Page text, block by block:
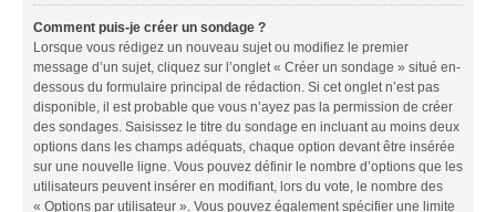
Comment puis-je créer un sondage ?
Lorsque vous rédigez un nouveau sujet ou modifiez le premier
message d’un sujet, cliquez sur l’onglet « Créer un sondage » situé en-
dessous du formulaire principal de rédaction. Si cet onglet n’est pas
disponible, il est probable que vous n’ayez pas la permission de créer
des sondages. Saisissez le titre du sondage en incluant au moins deux
options dans les champs adéquats, chaque option devant être insérée
sur une nouvelle ligne. Vous pouvez définir le nombre d’options que les
utilisateurs peuvent insérer en modifiant, lors du vote, le nombre des
« Options par utilisateur ». Vous pouvez également spécifier une limite